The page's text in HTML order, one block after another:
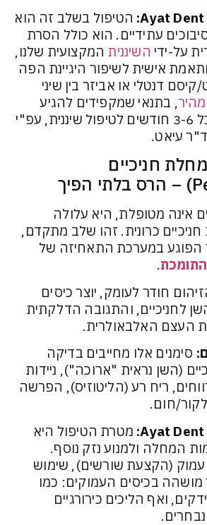
הטיפול בשלב זה הוא
עתידיים. הוא כולל הסרת
על-ידי השיננית המקצועית שלנו,
אישית לשיפור היגיינת הפה
דנטלי או אביזר בין שיני
, בתנאי שמקפידים להגיע
לעיתים תכופות, כל 3-6 חודשים לטיפול שיננית, עפ"י
עיאט.
חניכיים
אינה מטופלת, היא עלולה
כרונית. זהו שלב מתקדם,
הפוגע במערכת התאחיזה של
.
חודר לעומק, יוצר כיסים
השן לחניכיים, והתגובה הדלקתית
העצם האלבאולרית.
סימנים אלו מחייבים בדיקה
(השן נראית "ארוכה"), ניידות
ריח רע (הליטוזיס), הפרשה
חום.
מטרת הטיפול היא
המחלה ולמנוע נזק נוסף.
עמוק (הקצעת שורשים), שימוש
בכיסים העמוקים: כמו
ואף הליכים כירורגיים